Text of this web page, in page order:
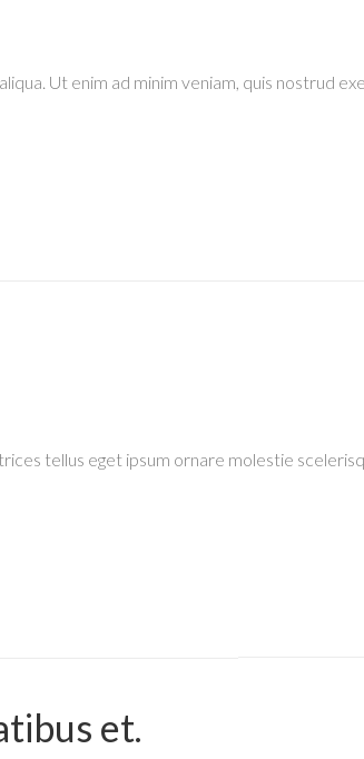
Ut enim ad minim veniam, quis nostrud
tellus eget ipsum ornare molestie
et.